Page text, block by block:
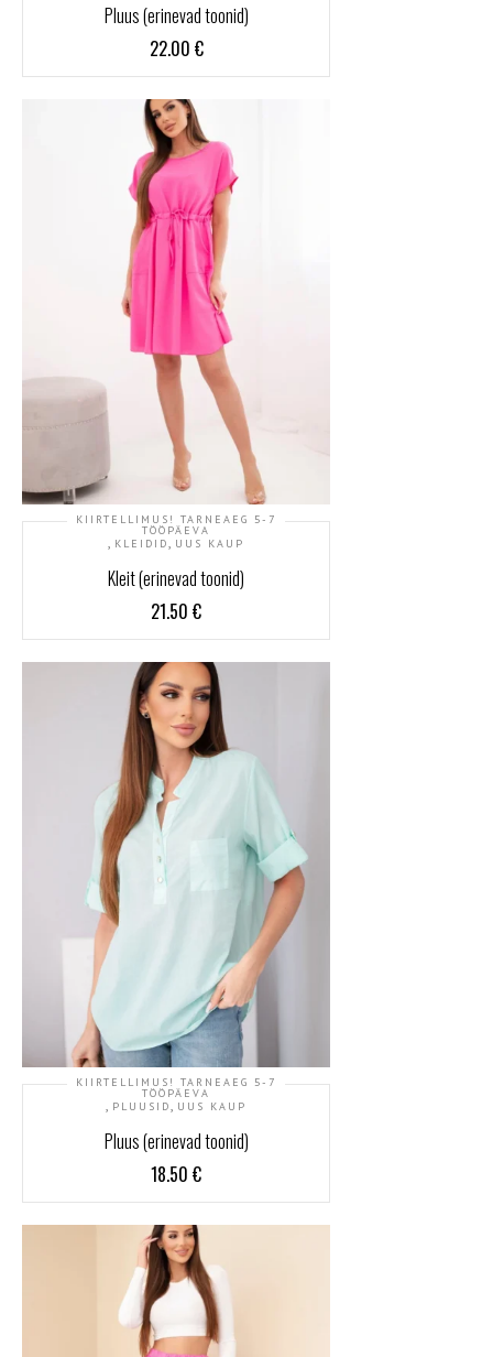
Pluus (erinevad toonid)
22.00 €
KIIRTELLIMUS! TARNEAEG 5-7
TÖÖPÄEVA
, KLEIDID, UUS KAUP
Kleit (erinevad toonid)
21.50 €
KIIRTELLIMUS! TARNEAEG 5-7
TÖÖPÄEVA
, PLUUSID, UUS KAUP
Pluus (erinevad toonid)
18.50 €